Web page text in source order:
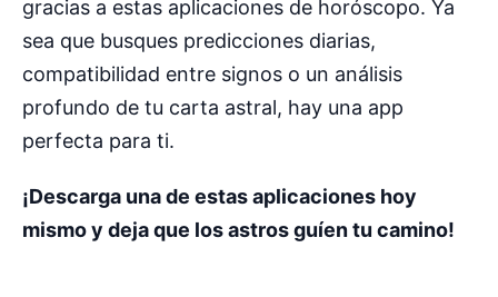
gracias a estas aplicaciones de horóscopo. Ya
sea que busques predicciones diarias,
compatibilidad entre signos o un análisis
profundo de tu carta astral, hay una app
perfecta para ti.
¡Descarga una de estas aplicaciones hoy
mismo y deja que los astros guíen tu camino!